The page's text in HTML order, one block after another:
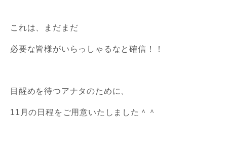
これは、まだまだ
必要な皆様がいらっしゃるなと確信！！
目醒めを待つアナタのために、
11月の日程をご用意いたしました＾＾